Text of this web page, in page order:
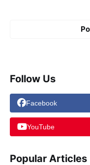
Follow Us
Facebook
YouTube
Popular Articles